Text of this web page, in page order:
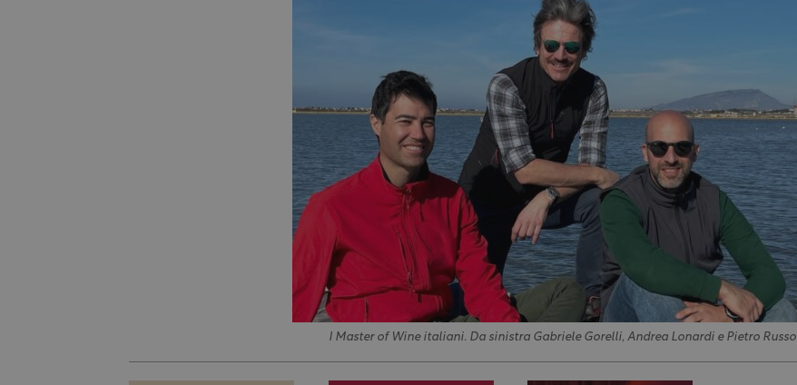
I Master of Wine italiani. Da sinistra Gabriele Gorelli, Andrea Lonardi e Pietro Russo